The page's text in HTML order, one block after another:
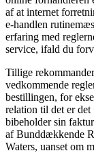
af at internet
e-handlen
erfaring med
service, ifald du
Tillige
vedkommende
bestillingen, for
relation til det er det
bibeholder sin
af Bunddækkende
Waters, uanset om